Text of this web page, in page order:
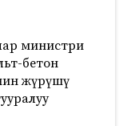
министри
бетон
жүрүшү